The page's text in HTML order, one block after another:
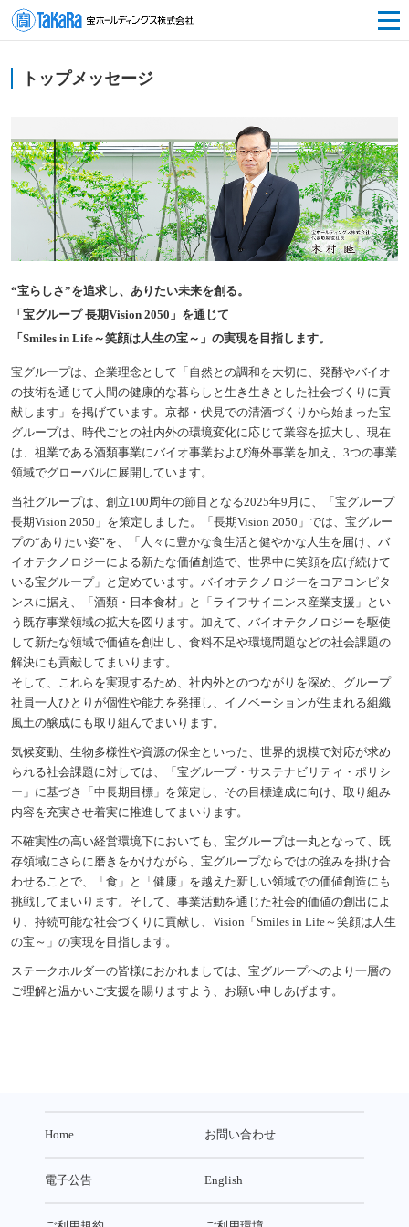
トップメッセージ
“宝らしさ”を追求し、ありたい未来を創る。
「宝グループ 長期Vision 2050」を通じて
「Smiles in Life～笑顔は人生の宝～」の実現を目指します。
宝グループは、企業理念として「自然との調和を大切に、発酵やバイオ
の技術を通じて人間の健康的な暮らしと生き生きとした社会づくりに貢
献します」を掲げています。京都・伏見での清酒づくりから始まった宝
グループは、時代ごとの社内外の環境変化に応じて業容を拡大し、現在
は、祖業である酒類事業にバイオ事業および海外事業を加え、3つの事業
領域でグローバルに展開しています。
当社グループは、創立100周年の節目となる2025年9月に、「宝グループ
長期Vision 2050」を策定しました。「長期Vision 2050」では、宝グルー
プの“ありたい姿”を、「人々に豊かな食生活と健やかな人生を届け、バ
イオテクノロジーによる新たな価値創造で、世界中に笑顔を広げ続けて
いる宝グループ」と定めています。バイオテクノロジーをコアコンピタ
ンスに据え、「酒類・日本食材」と「ライフサイエンス産業支援」とい
う既存事業領域の拡大を図ります。加えて、バイオテクノロジーを駆使
して新たな領域で価値を創出し、食料不足や環境問題などの社会課題の
解決にも貢献してまいります。
そして、これらを実現するため、社内外とのつながりを深め、グループ
社員一人ひとりが個性や能力を発揮し、イノベーションが生まれる組織
風土の醸成にも取り組んでまいります。
気候変動、生物多様性や資源の保全といった、世界的規模で対応が求め
られる社会課題に対しては、「宝グループ・サステナビリティ・ポリシ
ー」に基づき「中長期目標」を策定し、その目標達成に向け、取り組み
内容を充実させ着実に推進してまいります。
不確実性の高い経営環境下においても、宝グループは一丸となって、既
存領域にさらに磨きをかけながら、宝グループならではの強みを掛け合
わせることで、「食」と「健康」を越えた新しい領域での価値創造にも
挑戦してまいります。そして、事業活動を通じた社会的価値の創出によ
り、持続可能な社会づくりに貢献し、Vision「Smiles in Life～笑顔は人生
の宝～」の実現を目指します。
ステークホルダーの皆様におかれましては、宝グループへのより一層の
ご理解と温かいご支援を賜りますよう、お願い申しあげます。
Home お問い合わせ
電子公告 English